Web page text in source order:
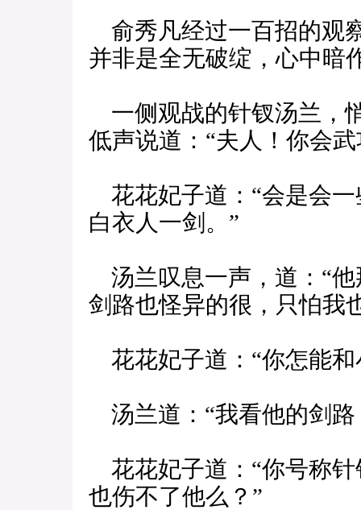
俞秀凡经过一百招的观
并非是全无破绽，心中暗
一侧观战的针钗汤兰，
低声说道：“夫人！你会
花花妃子道：“会是会
白衣人一剑。”
汤兰叹息一声，道：“
剑路也怪异的很，只怕我
花花妃子道：“你怎能和
汤兰道：“我看他的剑
花花妃子道：“你号称
也伤不了他么？”